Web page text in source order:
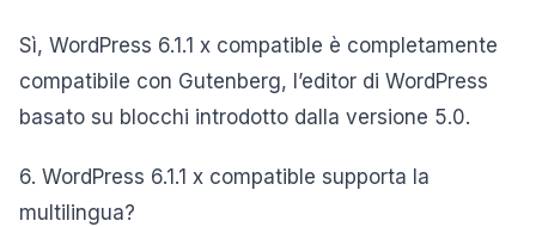
Sì, WordPress 6.1.1 x compatible è completamente
compatibile con Gutenberg, l’editor di WordPress
basato su blocchi introdotto dalla versione 5.0.
6. WordPress 6.1.1 x compatible supporta la
multilingua?